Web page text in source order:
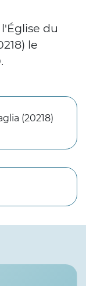
du
le
(20218)